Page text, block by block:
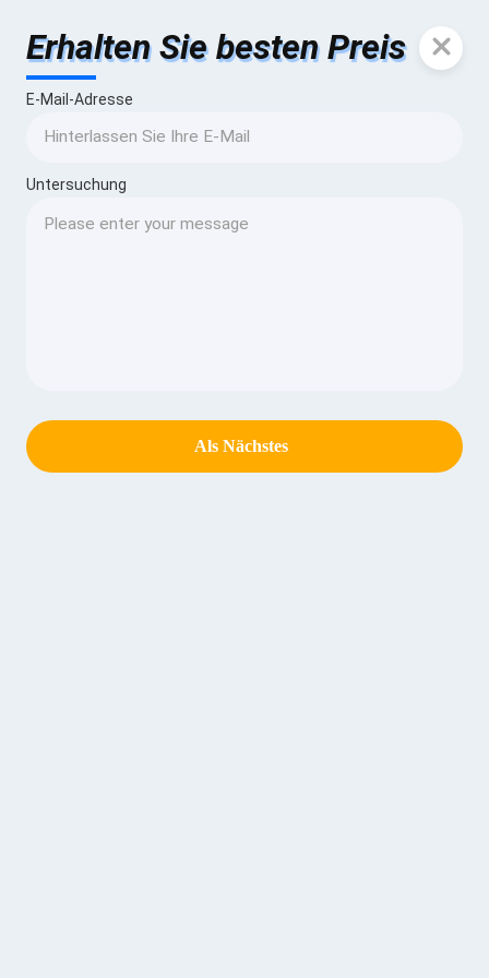
Erhalten Sie besten Preis
E-Mail-Adresse
Untersuchung
Als Nächstes